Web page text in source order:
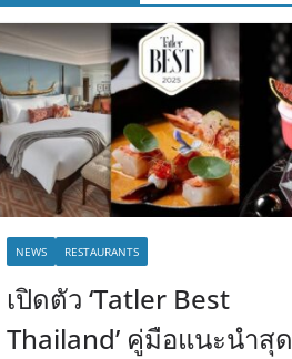
NEWS RESTAURANTS
เปิดตัว ‘Tatler Best
Thailand’ คู่มือแนะนำสุด